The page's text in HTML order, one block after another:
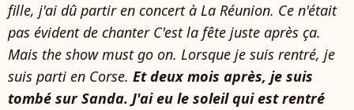
fille, j'ai dû partir en concert à La Réunion. Ce n'était
pas évident de chanter C'est la fête juste après ça.
Mais the show must go on. Lorsque je suis rentré, je
suis parti en Corse. Et deux mois après, je suis
tombé sur Sanda. J'ai eu le soleil qui est rentré